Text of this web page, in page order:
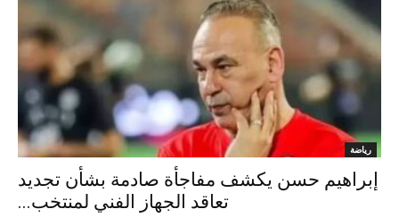
رياضة
إبراهيم حسن يكشف مفاجأة صادمة بشأن تجديد
تعاقد الجهاز الفني لمنتخب...